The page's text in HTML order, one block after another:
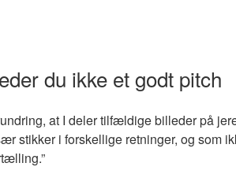
du ikke et godt pitch
at I deler tilfældige billeder på
stikker i forskellige retninger, og som